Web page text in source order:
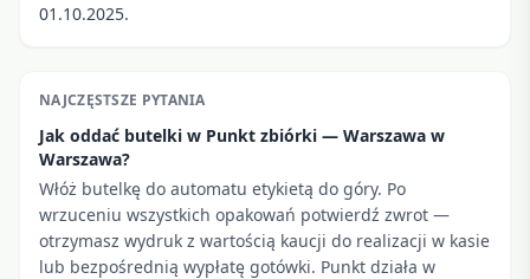
01.10.2025.
NAJCZĘSTSZE PYTANIA
Jak oddać butelki w Punkt zbiórki — Warszawa w
Warszawa?
Włóż butelkę do automatu etykietą do góry. Po
wrzuceniu wszystkich opakowań potwierdź zwrot —
otrzymasz wydruk z wartością kaucji do realizacji w kasie
lub bezpośrednią wypłatę gotówki. Punkt działa w